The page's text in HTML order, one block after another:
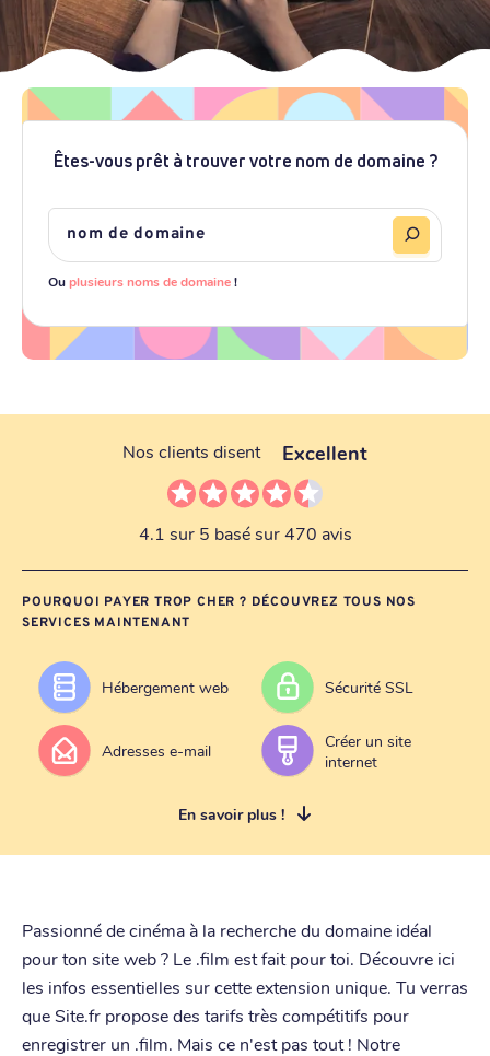
Êtes-vous prêt à trouver votre nom de domaine ?
Ouplusieurs noms de domaine!
Nos clients disent Excellent
4.1 sur 5 basé sur 470 avis
POURQUOI PAYER TROP CHER ? DÉCOUVREZ TOUS NOS
SERVICES MAINTENANT
Hébergement web Sécurité SSL
Adresses e-mail
Créer un site
internet
En savoir plus !
Passionné de cinéma à la recherche du domaine idéal
pour ton site web ? Le .film est fait pour toi. Découvre ici
les infos essentielles sur cette extension unique. Tu verras
que Site.fr propose des tarifs très compétitifs pour
enregistrer un .film. Mais ce n'est pas tout ! Notre